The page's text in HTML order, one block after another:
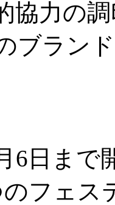
協力の
ブラン
6日ま
フェス